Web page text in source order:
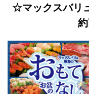
☆マックスバリ